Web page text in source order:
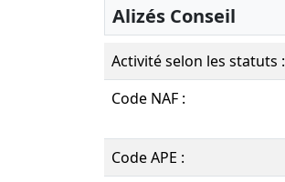
Alizés Conseil
Activité selon les statuts :
Code NAF :
Code APE :